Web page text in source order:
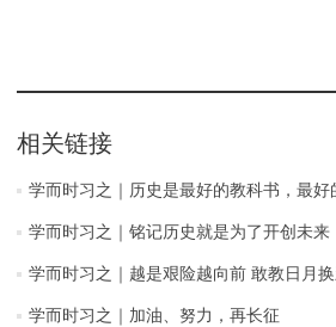
相关链接
学而时习之｜历史是最好的教科书，最好
学而时习之｜铭记历史就是为了开创未来
学而时习之｜越是艰险越向前 敢教日月
学而时习之｜加油、努力，再长征